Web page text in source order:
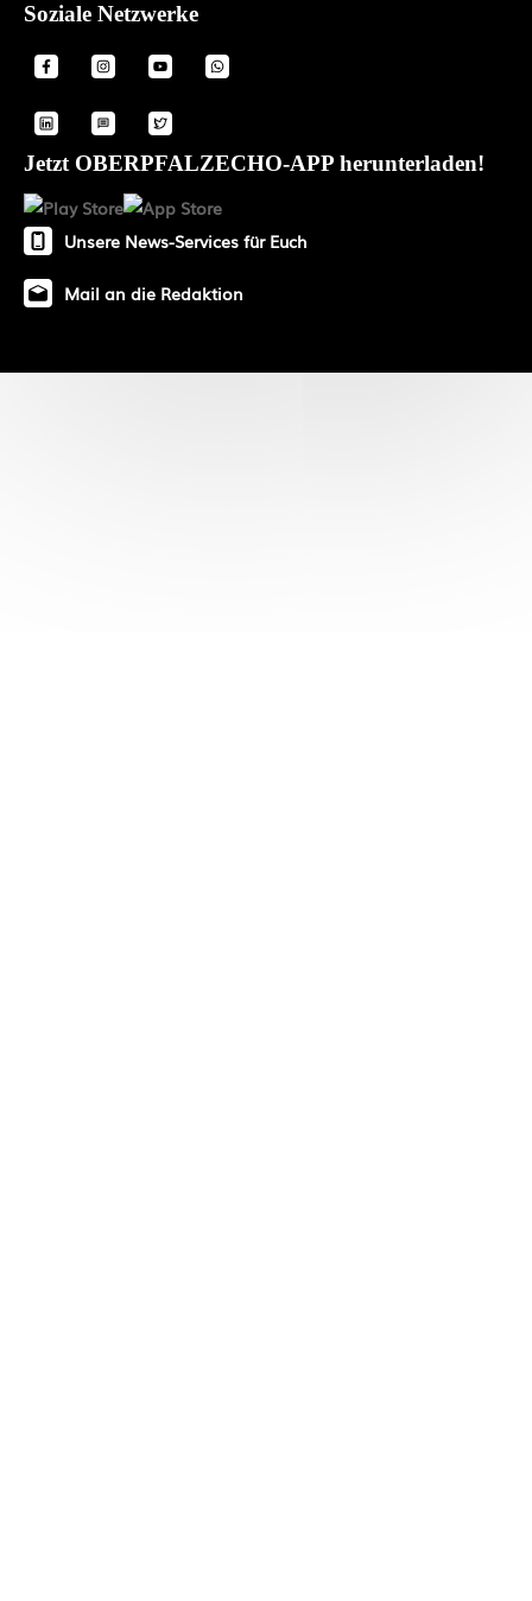
Soziale Netzwerke
Jetzt OBERPFALZECHO-APP herunterladen!
Unsere News-Services für Euch
Mail an die Redaktion